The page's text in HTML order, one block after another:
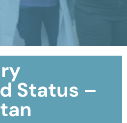
Status –